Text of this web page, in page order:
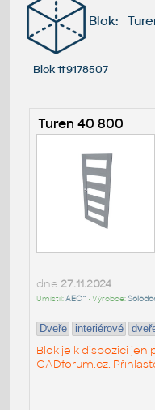
Blok:
Blok #9178507
Turen 40 800
dne 27.11.2024
Umístil:AEC^ • Výrobce:
Dveře interiérové
Blok je k dispozici jen
CADforum.cz.